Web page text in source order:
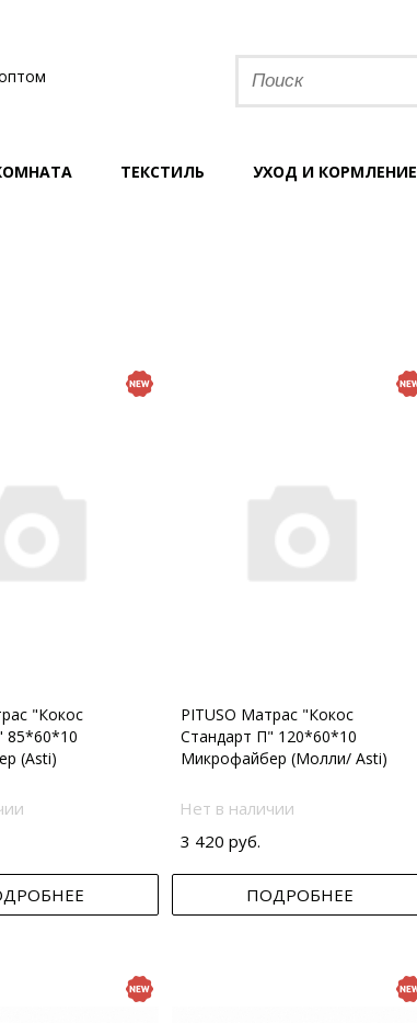
ТЕКСТИЛЬ УХОД И КОРМЛЕНИЕ
"Кокос
85*60*10
(Asti)
PITUSO Матрас "Кокос
Стандарт П" 120*60*10
Микрофайбер (Молли/ Asti)
Нет в наличии
3 420 руб.
ПОДРОБНЕЕ